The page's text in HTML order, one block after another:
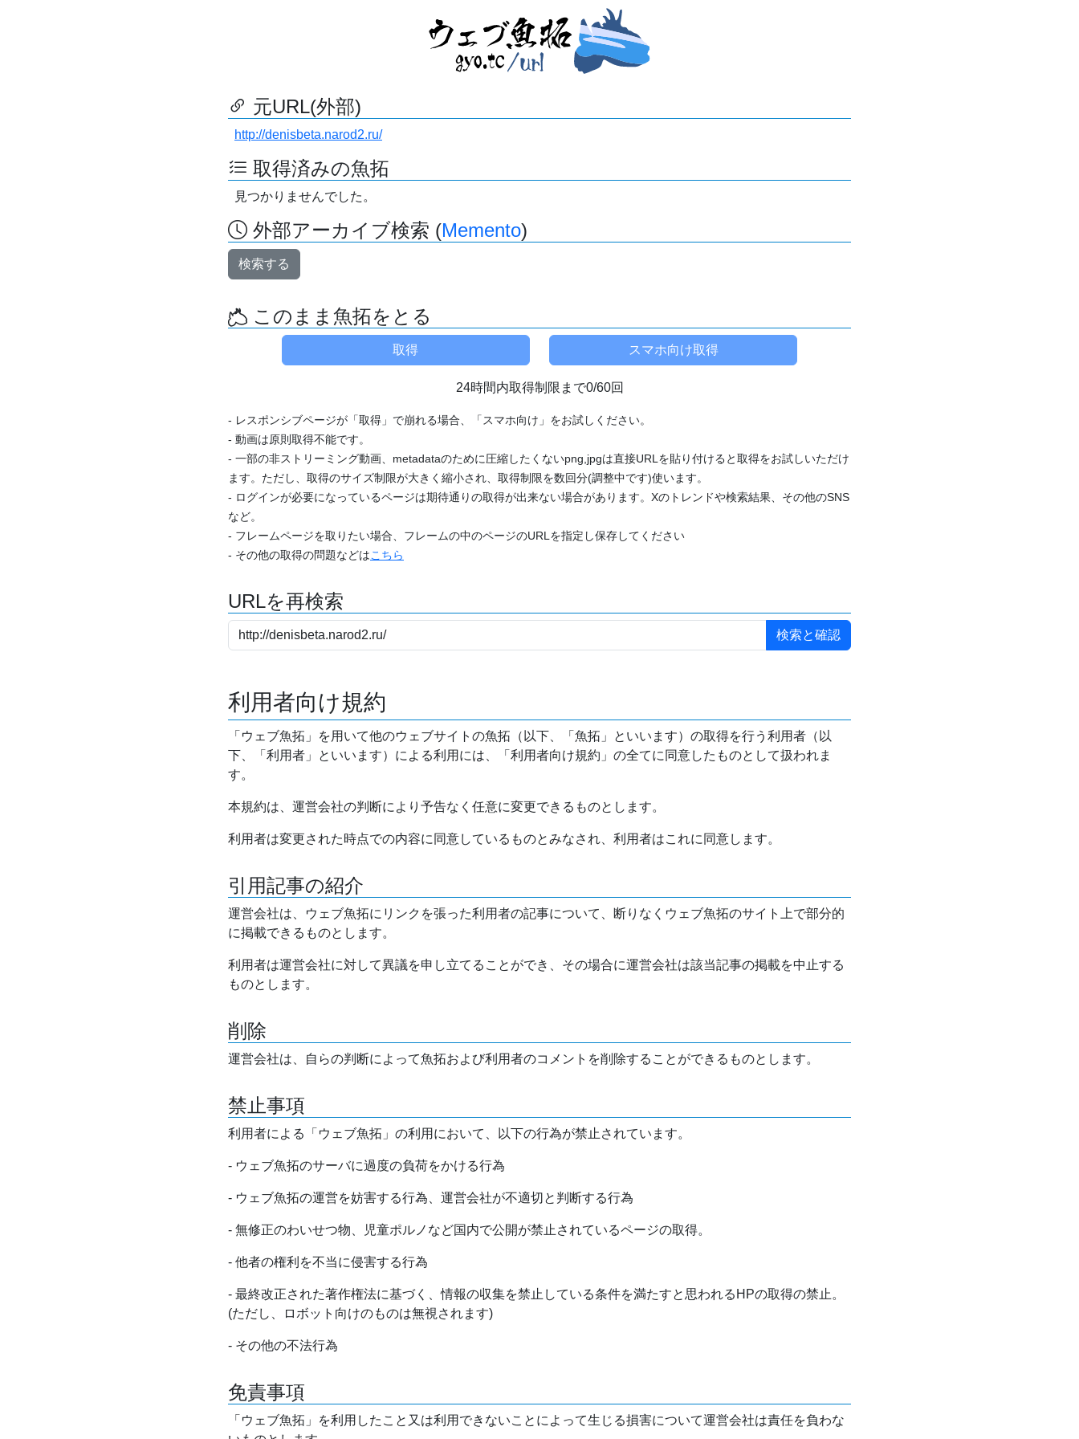
元URL(外部)
http://denisbeta.narod2.ru/
取得済みの魚拓
見つかりませんでした。
外部アーカイブ検索 (Memento)
検索する
このまま魚拓をとる
24時間内取得制限まで0/60回
- レスポンシブページが「取得」で崩れる場合、「スマホ向け」をお試しください。
- 動画は原則取得不能です。
- 一部の非ストリーミング動画、metadataのために圧縮したくないpng,jpgは直接URLを貼り付けると取得をお試しいただけ
ます。ただし、取得のサイズ制限が大きく縮小され、取得制限を数回分(調整中です)使います。
- ログインが必要になっているページは期待通りの取得が出来ない場合があります。Xのトレンドや検索結果、その他のSNS
など。
- フレームページを取りたい場合、フレームの中のページのURLを指定し保存してください
- その他の取得の問題などはこちら
URLを再検索
利用者向け規約
「ウェブ魚拓」を用いて他のウェブサイトの魚拓（以下、「魚拓」といいます）の取得を行う利用者（以
下、「利用者」といいます）による利用には、「利用者向け規約」の全てに同意したものとして扱われま
す。
本規約は、運営会社の判断により予告なく任意に変更できるものとします。
利用者は変更された時点での内容に同意しているものとみなされ、利用者はこれに同意します。
引用記事の紹介
運営会社は、ウェブ魚拓にリンクを張った利用者の記事について、断りなくウェブ魚拓のサイト上で部分的
に掲載できるものとします。
利用者は運営会社に対して異議を申し立てることができ、その場合に運営会社は該当記事の掲載を中止する
ものとします。
削除
運営会社は、自らの判断によって魚拓および利用者のコメントを削除することができるものとします。
禁止事項
利用者による「ウェブ魚拓」の利用において、以下の行為が禁止されています。
- ウェブ魚拓のサーバに過度の負荷をかける行為
- ウェブ魚拓の運営を妨害する行為、運営会社が不適切と判断する行為
- 無修正のわいせつ物、児童ポルノなど国内で公開が禁止されているページの取得。
- 他者の権利を不当に侵害する行為
- 最終改正された著作権法に基づく、情報の収集を禁止している条件を満たすと思われるHPの取得の禁止。
(ただし、ロボット向けのものは無視されます)
- その他の不法行為
免責事項
「ウェブ魚拓」を利用したこと又は利用できないことによって生じる損害について運営会社は責任を負わな